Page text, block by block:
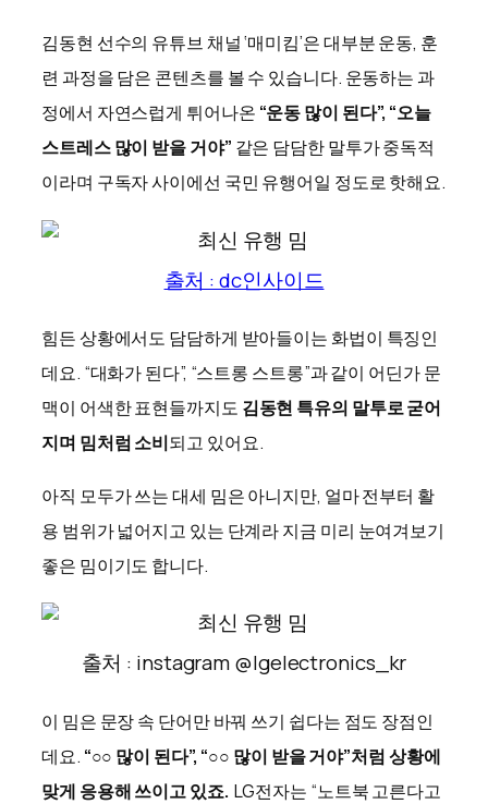
김동현 선수의 유튜브 채널 ‘매미킴’은 대부분 운동, 훈
련 과정을 담은 콘텐츠를 볼 수 있습니다. 운동하는 과
정에서 자연스럽게 튀어나온 “운동 많이 된다”, “오늘
스트레스 많이 받을 거야” 같은 담담한 말투가 중독적
이라며 구독자 사이에선 국민 유행어일 정도로 핫해요.
출처 : dc인사이드
힘든 상황에서도 담담하게 받아들이는 화법이 특징인
데요. “대화가 된다”, “스트롱 스트롱”과 같이 어딘가 문
맥이 어색한 표현들까지도 김동현 특유의 말투로 굳어
지며 밈처럼 소비되고 있어요.
아직 모두가 쓰는 대세 밈은 아니지만, 얼마 전부터 활
용 범위가 넓어지고 있는 단계라 지금 미리 눈여겨보기
좋은 밈이기도 합니다.
출처 : instagram @lgelectronics_kr
이 밈은 문장 속 단어만 바꿔 쓰기 쉽다는 점도 장점인
데요. “○○ 많이 된다”, “○○ 많이 받을 거야”처럼 상황에
맞게 응용해 쓰이고 있죠. LG전자는 “노트북 고른다고